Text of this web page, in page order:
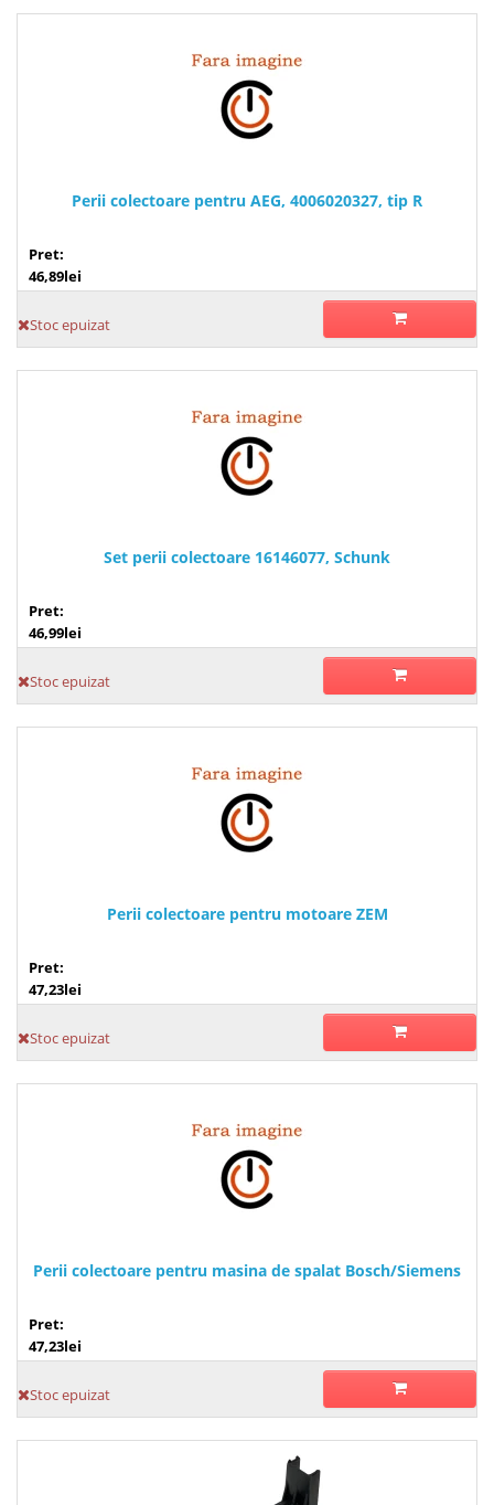
Perii colectoare pentru AEG, 4006020327, tip R
Pret:
46,89lei
Stoc epuizat
Set perii colectoare 16146077, Schunk
Pret:
46,99lei
Stoc epuizat
Perii colectoare pentru motoare ZEM
Pret:
47,23lei
Stoc epuizat
Perii colectoare pentru masina de spalat Bosch/Siemens
Pret:
47,23lei
Stoc epuizat